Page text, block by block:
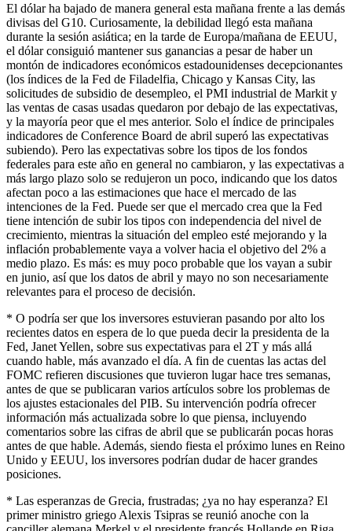
El dólar ha bajado de manera general esta mañana frente a las demás
divisas del G10. Curiosamente, la debilidad llegó esta mañana
durante la sesión asiática; en la tarde de Europa/mañana de EEUU,
el dólar consiguió mantener sus ganancias a pesar de haber un
montón de indicadores económicos estadounidenses decepcionantes
(los índices de la Fed de Filadelfia, Chicago y Kansas City, las
solicitudes de subsidio de desempleo, el PMI industrial de Markit y
las ventas de casas usadas quedaron por debajo de las expectativas,
y la mayoría peor que el mes anterior. Solo el índice de principales
indicadores de Conference Board de abril superó las expectativas
subiendo). Pero las expectativas sobre los tipos de los fondos
federales para este año en general no cambiaron, y las expectativas a
más largo plazo solo se redujeron un poco, indicando que los datos
afectan poco a las estimaciones que hace el mercado de las
intenciones de la Fed. Puede ser que el mercado crea que la Fed
tiene intención de subir los tipos con independencia del nivel de
crecimiento, mientras la situación del empleo esté mejorando y la
inflación probablemente vaya a volver hacia el objetivo del 2% a
medio plazo. Es más: es muy poco probable que los vayan a subir
en junio, así que los datos de abril y mayo no son necesariamente
relevantes para el proceso de decisión.
* O podría ser que los inversores estuvieran pasando por alto los
recientes datos en espera de lo que pueda decir la presidenta de la
Fed, Janet Yellen, sobre sus expectativas para el 2T y más allá
cuando hable, más avanzado el día. A fin de cuentas las actas del
FOMC refieren discusiones que tuvieron lugar hace tres semanas,
antes de que se publicaran varios artículos sobre los problemas de
los ajustes estacionales del PIB. Su intervención podría ofrecer
información más actualizada sobre lo que piensa, incluyendo
comentarios sobre las cifras de abril que se publicarán pocas horas
antes de que hable. Además, siendo fiesta el próximo lunes en Reino
Unido y EEUU, los inversores podrían dudar de hacer grandes
posiciones.
* Las esperanzas de Grecia, frustradas; ¿ya no hay esperanza? El
primer ministro griego Alexis Tsipras se reunió anoche con la